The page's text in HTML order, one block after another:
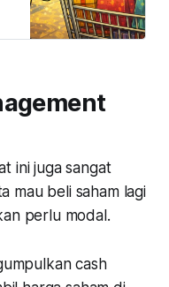
ini juga sangat
mau beli saham lagi
perlu modal.
cash